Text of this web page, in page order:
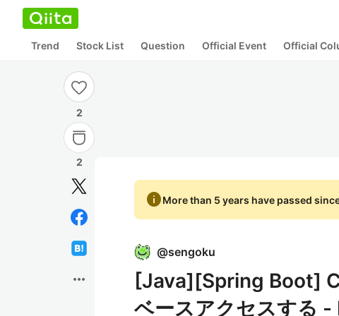
Trend Stock List Question Official Event Official
2
2
more_horiz
infoMore than 5 years have passed
@sengoku
[Java][Spring Boot]
ベースアクセスする